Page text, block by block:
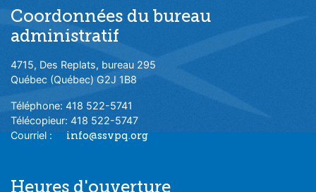
Coordonnées du bureau
administratif
4715, Des Replats, bureau 295
Québec (Québec) G2J 1B8
Téléphone: 418 522-5741
Télécopieur: 418 522-5747
Courriel :
info@ssvpq.org
Heures d'ouverture